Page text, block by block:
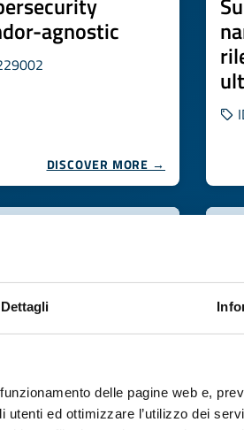
Dettagli
delle pagine web e,
utenti ed ottimizzare l’utilizzo dei
agnostic
DISCOVER MORE →